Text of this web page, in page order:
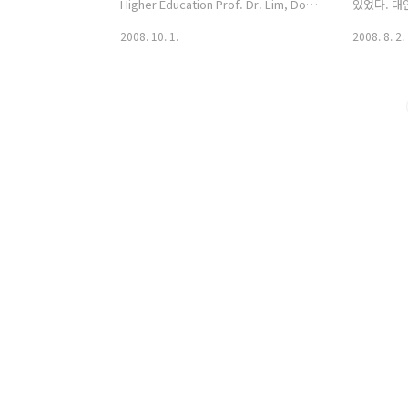
Higher Education Prof. Dr. Lim, Doo-
2008. 10. 1.
있었다. 대
엾어 극락
2008. 8. 2.